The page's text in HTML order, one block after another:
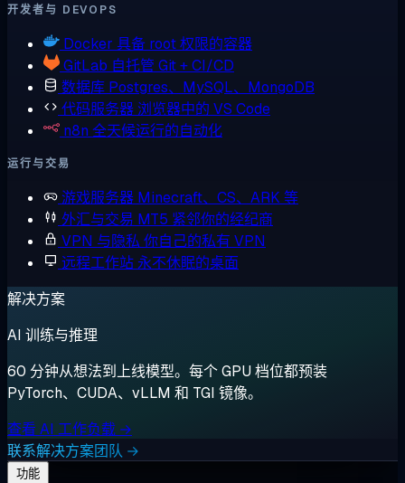
开发者与 DEVOPS
Docker 具备 root 权限的容器
GitLab 自托管 Git + CI/CD
数据库 Postgres、MySQL、MongoDB
代码服务器 浏览器中的 VS Code
n8n 全天候运行的自动化
运行与交易
游戏服务器 Minecraft、CS、ARK 等
外汇与交易 MT5 紧邻你的经纪商
VPN 与隐私 你自己的私有 VPN
远程工作站 永不休眠的桌面
解决方案
AI 训练与推理
60 分钟从想法到上线模型。每个 GPU 档位都预装
PyTorch、CUDA、vLLM 和 TGI 镜像。
查看 AI 工作负载 →
联系解决方案团队 →